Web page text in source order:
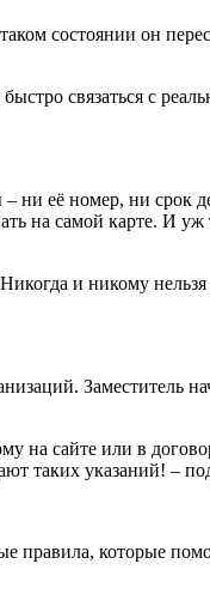
состоянии он
связаться с
её номер, ни срок
на самой карте. И уж
и никому
Заместитель
на сайте или в
таких указаний! –
которые